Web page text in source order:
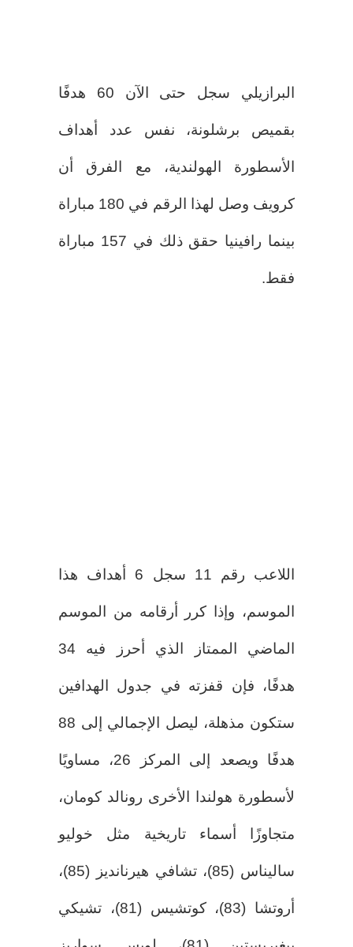
البرازيلي سجل حتى الآن 60 هدفًا
بقميص برشلونة، نفس عدد أهداف
الأسطورة الهولندية، مع الفرق أن
كرويف وصل لهذا الرقم في 180 مباراة
بينما رافينيا حقق ذلك في 157 مباراة
فقط.
اللاعب رقم 11 سجل 6 أهداف هذا
الموسم، وإذا كرر أرقامه من الموسم
الماضي الممتاز الذي أحرز فيه 34
هدفًا، فإن قفزته في جدول الهدافين
ستكون مذهلة، ليصل الإجمالي إلى 88
هدفًا ويصعد إلى المركز 26، مساويًا
لأسطورة هولندا الأخرى رونالد كومان،
متجاوزًا أسماء تاريخية مثل خوليو
ساليناس (85)، تشافي هيرنانديز (85)،
أروتشا (83)، كوتشيس (81)، تشيكي